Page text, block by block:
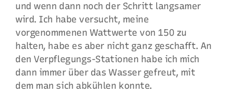
und wenn dann noch der Schritt langsamer
wird. Ich habe versucht, meine
vorgenommenen Wattwerte von 150 zu
halten, habe es aber nicht ganz geschafft. An
den Verpflegungs-Stationen habe ich mich
dann immer über das Wasser gefreut, mit
dem man sich abkühlen konnte.